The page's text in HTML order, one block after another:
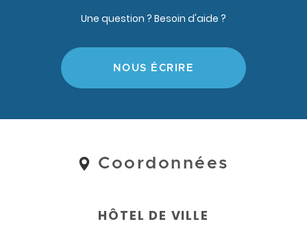
Coordonnées
Coordonnées
horaires
HÔTEL DE VILLE
Une question ? Besoin d'aide ?
NOUS ÉCRIRE